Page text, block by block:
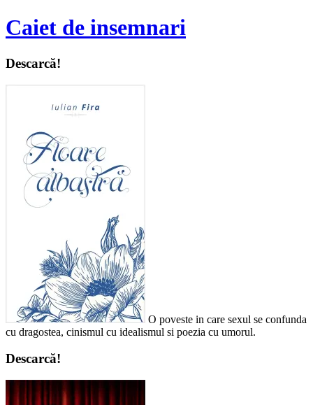
Caiet de insemnari
Descarcă!
O poveste in care sexul se confunda
cu dragostea, cinismul cu idealismul si poezia cu umorul.
Descarcă!